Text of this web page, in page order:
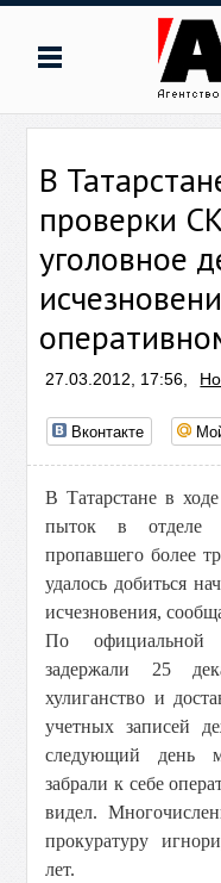
В
проверки
уголовное
27.03.2012, 17:56,
Вконтакте
В Татарстане в
пыток в отделе
пропавшего более
удалось добиться
исчезновения,
По официальной
задержали 25
хулиганство и
учетных записей
следующий день
забрали к себе
видел.
прокуратуру
лет.